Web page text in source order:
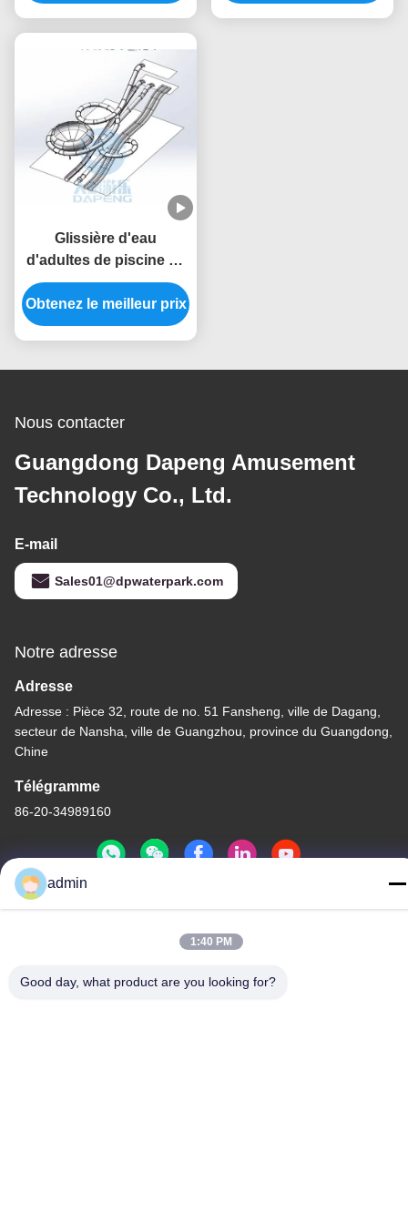
adultes
Glissière d'eau
d'adultes de piscine de
fibre de verre de
glissière d'eau
d'Aqualoop de parc
Obtenez le meilleur prix
Nous contacter
Guangdong Dapeng Amusement
Technology Co., Ltd.
E-mail
Sales01@dpwaterpark.com
Notre adresse
Adresse
Adresse : Pièce 32, route de no. 51 Fansheng, ville de Dagang,
secteur de Nansha, ville de Guangzhou, province du Guangdong,
Chine
Télégramme
86-20-34989160
Chine Bonne qualité Glissière de parc aquatique Le fournisseur.
Tous les droits réservés.
admin
1:40 PM
Good day, what product are you looking for?